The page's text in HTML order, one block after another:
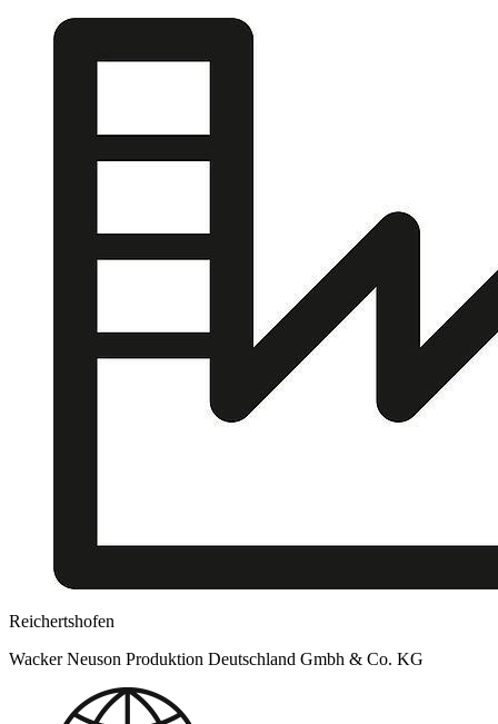
Reichertshofen
Wacker Neuson Produktion Deutschland Gmbh & Co. KG